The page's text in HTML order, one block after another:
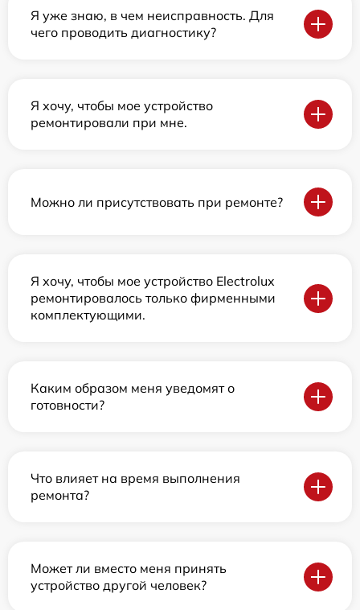
Я уже знаю, в чем неисправность. Для
чего проводить диагностику?
Я хочу, чтобы мое устройство
ремонтировали при мне.
Можно ли присутствовать при ремонте?
Я хочу, чтобы мое устройство Electrolux
ремонтировалось только фирменными
комплектующими.
Каким образом меня уведомят о
готовности?
Что влияет на время выполнения
ремонта?
Может ли вместо меня принять
устройство другой человек?